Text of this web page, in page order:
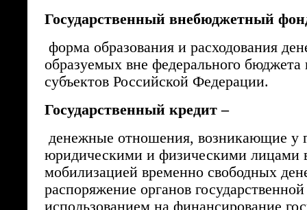
Государственный внебюджетный
форма образования и расходования
образуемых вне федерального
субъектов Российской Федерации.
Государственный кредит –
денежные отношения, возникающие у
юридическими и физическими лицами
мобилизацией временно свободных
распоряжение органов
использованием на финансирование